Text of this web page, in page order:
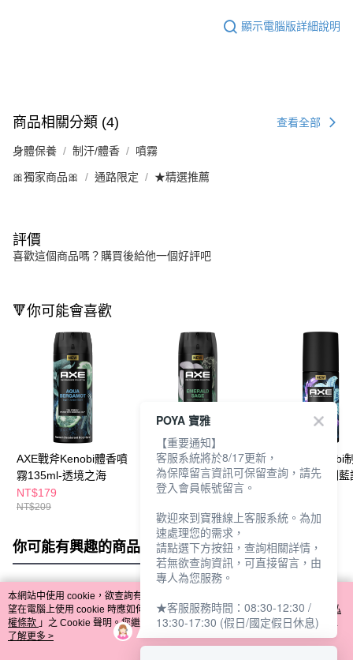
顯示電腦版詳細說明
商品相關分類 (4) 查看全部
身體保養 制汗/體香 噴霧
🎀獨家商品🎀 通路限定 ★精選推薦
評價
喜歡這個商品嗎？購買後給他一個好評吧
🔻你可能會喜歡
AXE戰斧Kenobi體香噴
霧135ml-透境之海
NT$179
NT$209
AXE戰斧Kenobi體香噴
霧135ml-曠境雪松
NT$179
AXE戰斧Kenobi
體露45ml-冰冽藍
你可能有興趣的商品 全站排行
熱門標籤
本網站中使用 cookie，欲查詢有關本網站使用 cookie 方式之詳情，及若您不希
望在電腦上使用 cookie 時應如何變更電腦的 cookie 設定，請參閱本網站「
隱私
權條款 」之 Cookie 聲明。您繼續使用本網站即表示您同意本公司得按本網站使
用條款之 Cookie 聲明使用 cookie。
了解更多 >
POYA 寶雅
【重要通知】
客服系統將於8/17更新，
為保障留言資訊可保留查詢，請先
登入會員帳號留言。
歡迎來到寶雅線上客服系統。為加
速處理您的需求，
請點選下方按鈕，查詢相關詳情，
若無欲查詢資訊，可直接留言，由
專人為您服務。
★客服服務時間：08:30-12:30 /
13:30-17:30 (假日/國定假日休息)